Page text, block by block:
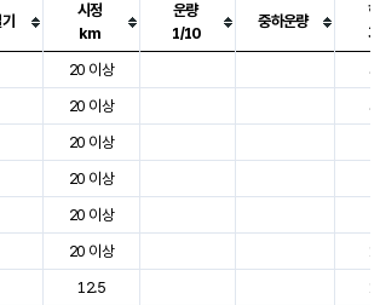
지점, 날씨, 기온, 강수, 바람, 기압등을 안내한 표입
시정
km
운량
1/10
중하운량
20 이상
20 이상
20 이상
20 이상
20 이상
20 이상
12.5